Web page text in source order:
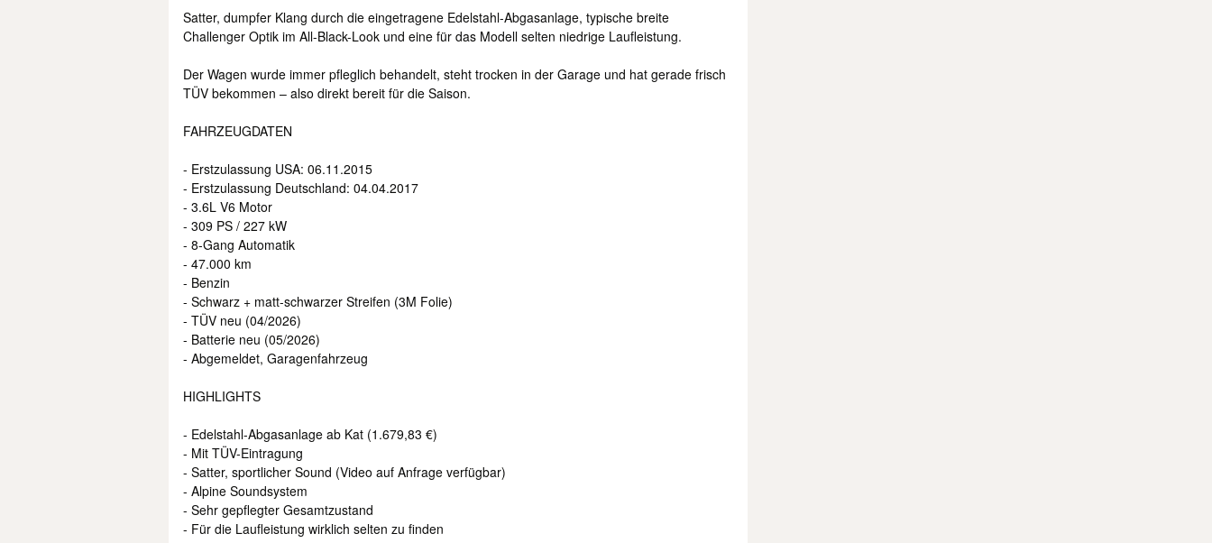
Satter, dumpfer Klang durch die eingetragene Edelstahl-Abgasanlage, typische breite
Challenger Optik im All-Black-Look und eine für das Modell selten niedrige Laufleistung.
Der Wagen wurde immer pfleglich behandelt, steht trocken in der Garage und hat gerade frisch
TÜV bekommen – also direkt bereit für die Saison.
FAHRZEUGDATEN
- Erstzulassung USA: 06.11.2015
- Erstzulassung Deutschland: 04.04.2017
- 3.6L V6 Motor
- 309 PS / 227 kW
- 8-Gang Automatik
- 47.000 km
- Benzin
- Schwarz + matt-schwarzer Streifen (3M Folie)
- TÜV neu (04/2026)
- Batterie neu (05/2026)
- Abgemeldet, Garagenfahrzeug
HIGHLIGHTS
- Edelstahl-Abgasanlage ab Kat (1.679,83 €)
- Mit TÜV-Eintragung
- Satter, sportlicher Sound (Video auf Anfrage verfügbar)
- Alpine Soundsystem
- Sehr gepflegter Gesamtzustand
- Für die Laufleistung wirklich selten zu finden